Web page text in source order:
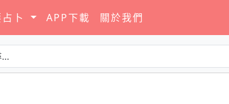
卜 APP下載 關於我們